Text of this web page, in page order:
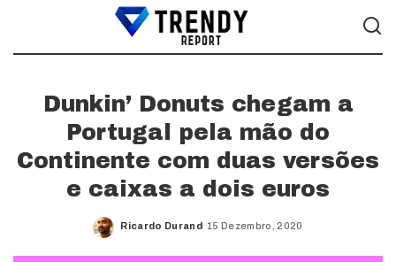
Dunkin’ Donuts chegam a
Portugal pela mão do
Continente com duas versões
e caixas a dois euros
Posted
Ricardo Durand 15 Dezembro, 2020